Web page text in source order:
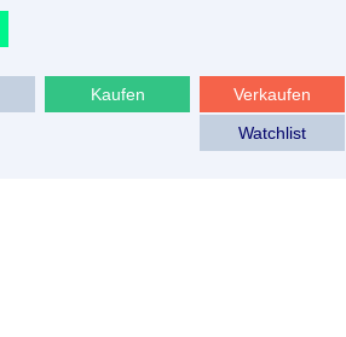
Verkaufen
Kaufen
Watchlist